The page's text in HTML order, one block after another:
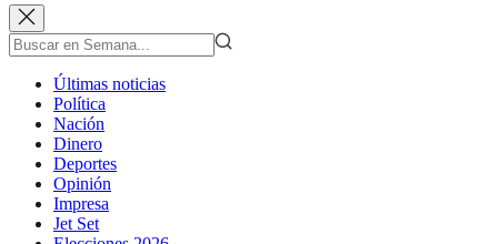
Últimas noticias
Política
Nación
Dinero
Deportes
Opinión
Impresa
Jet Set